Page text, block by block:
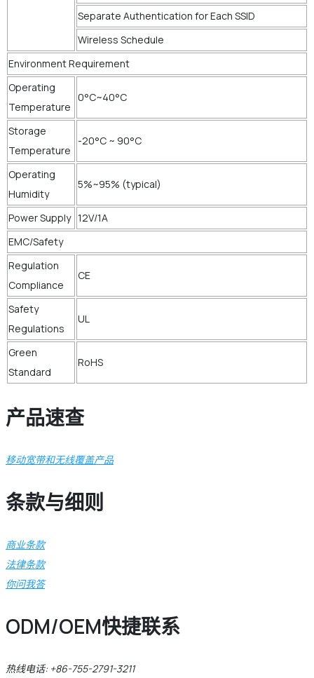
Separate Authentication for Each SSID
Wireless Schedule
Environment Requirement
Operating
Temperature
0°C~40°C
Storage
Temperature
-20°C ~ 90°C
Operating
Humidity
5%~95% (typical)
Power Supply 12V/1A
EMC/Safety
Regulation
Compliance
CE
Safety
Regulations
UL
Green
Standard
RoHS
产品速查
移动宽带和无线覆盖产品
条款与细则
商业条款
法律条款
你问我答
ODM/OEM快捷联系
热线电话: +86-755-2791-3211